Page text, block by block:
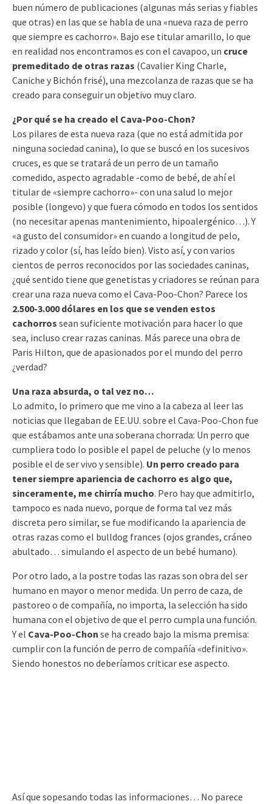
buen número de publicaciones (algunas más serias y fiables
que otras) en las que se habla de una «nueva raza de perro
que siempre es cachorro». Bajo ese titular amarillo, lo que
en realidad nos encontramos es con el cavapoo, un cruce
premeditado de otras razas (Cavalier King Charle,
Caniche y Bichón frisé), una mezcolanza de razas que se ha
creado para conseguir un objetivo muy claro.
¿Por qué se ha creado el Cava-Poo-Chon?
Los pilares de esta nueva raza (que no está admitida por
ninguna sociedad canina), lo que se buscó en los sucesivos
cruces, es que se tratará de un perro de un tamaño
comedido, aspecto agradable -como de bebé, de ahí el
titular de «siempre cachorro»- con una salud lo mejor
posible (longevo) y que fuera cómodo en todos los sentidos
(no necesitar apenas mantenimiento, hipoalergénico…). Y
«a gusto del consumidor» en cuando a longitud de pelo,
rizado y color (sí, has leído bien). Visto así, y con varios
cientos de perros reconocidos por las sociedades caninas,
¿qué sentido tiene que genetistas y criadores se reúnan para
crear una raza nueva como el Cava-Poo-Chon? Parece los
2.500-3.000 dólares en los que se venden estos
cachorros sean suficiente motivación para hacer lo que
sea, incluso crear razas caninas. Más parece una obra de
Paris Hilton, que de apasionados por el mundo del perro
¿verdad?
Una raza absurda, o tal vez no…
Lo admito, lo primero que me vino a la cabeza al leer las
noticias que llegaban de EE.UU. sobre el Cava-Poo-Chon fue
que estábamos ante una soberana chorrada: Un perro que
cumpliera todo lo posible el papel de peluche (y lo menos
posible el de ser vivo y sensible). Un perro creado para
tener siempre apariencia de cachorro es algo que,
sinceramente, me chirría mucho. Pero hay que admitirlo,
tampoco es nada nuevo, porque de forma tal vez más
discreta pero similar, se fue modificando la apariencia de
otras razas como el bulldog frances (ojos grandes, cráneo
abultado… simulando el aspecto de un bebé humano).
Por otro lado, a la postre todas las razas son obra del ser
humano en mayor o menor medida. Un perro de caza, de
pastoreo o de compañía, no importa, la selección ha sido
humana con el objetivo de que el perro cumpla una función.
Y el Cava-Poo-Chon se ha creado bajo la misma premisa:
cumplir con la función de perro de compañía «definitivo».
Siendo honestos no deberíamos criticar ese aspecto.
Así que sopesando todas las informaciones… No parece